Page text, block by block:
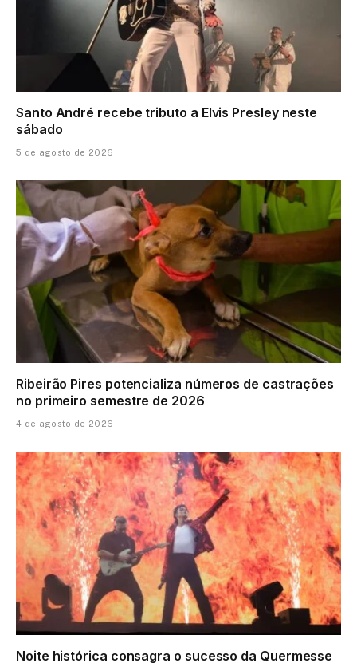
Santo André recebe tributo a Elvis Presley neste
sábado
5 de agosto de 2026
Ribeirão Pires potencializa números de castrações
no primeiro semestre de 2026
4 de agosto de 2026
Noite histórica consagra o sucesso da Quermesse